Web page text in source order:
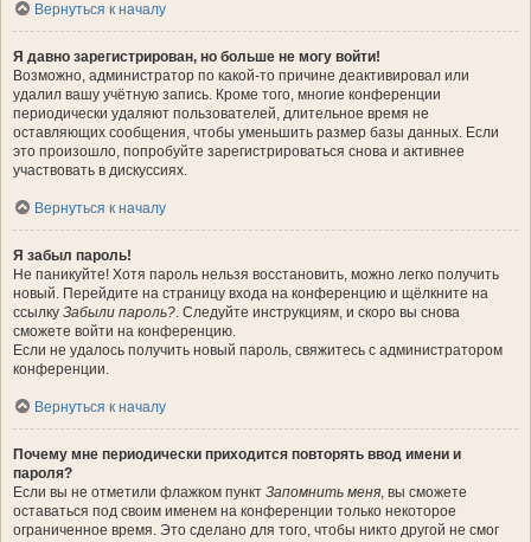
Вернуться к началу
Я давно зарегистрирован, но больше не могу войти!
Возможно, администратор по какой-то причине деактивировал или
удалил вашу учётную запись. Кроме того, многие конференции
периодически удаляют пользователей, длительное время не
оставляющих сообщения, чтобы уменьшить размер базы данных. Если
это произошло, попробуйте зарегистрироваться снова и активнее
участвовать в дискуссиях.
Вернуться к началу
Я забыл пароль!
Не паникуйте! Хотя пароль нельзя восстановить, можно легко получить
новый. Перейдите на страницу входа на конференцию и щёлкните на
ссылку Забыли пароль?. Следуйте инструкциям, и скоро вы снова
сможете войти на конференцию.
Если не удалось получить новый пароль, свяжитесь с администратором
конференции.
Вернуться к началу
Почему мне периодически приходится повторять ввод имени и
пароля?
Если вы не отметили флажком пункт Запомнить меня, вы сможете
оставаться под своим именем на конференции только некоторое
ограниченное время. Это сделано для того, чтобы никто другой не смог